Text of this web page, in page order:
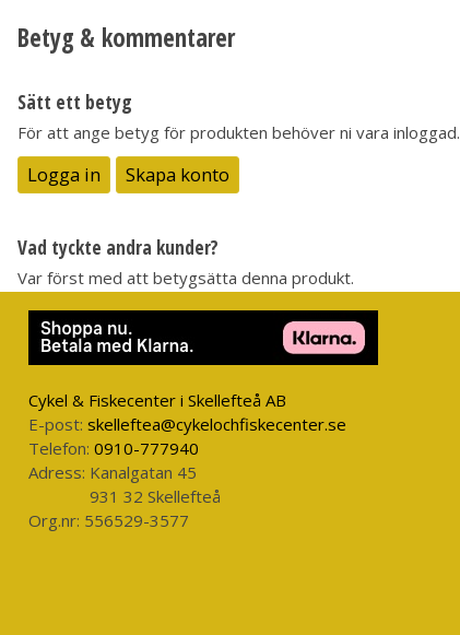
Betyg & kommentarer
Sätt ett betyg
För att ange betyg för produkten behöver ni vara inloggad.
Logga in Skapa konto
Vad tyckte andra kunder?
Var först med att betygsätta denna produkt.
Cykel & Fiskecenter i Skellefteå AB
E-post: skelleftea@cykelochfiskecenter.se
Telefon: 0910-777940
Adress: Kanalgatan 45
931 32 Skellefteå
Org.nr: 556529-3577